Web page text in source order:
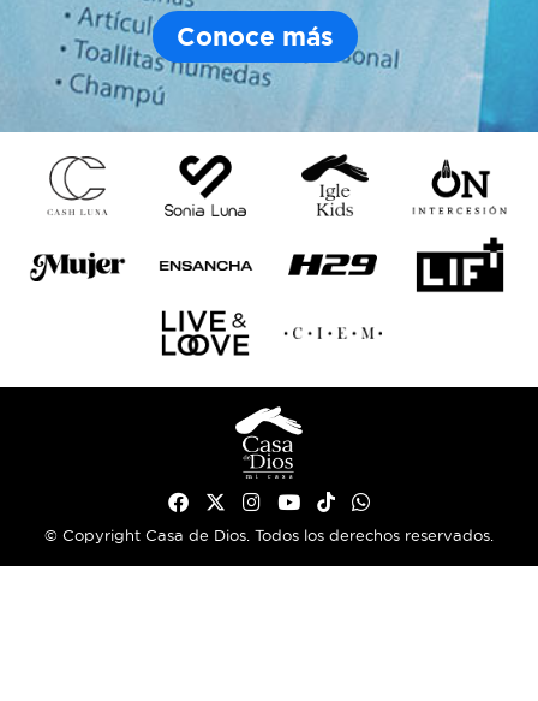
Conoce más
© Copyright Casa de Dios. Todos los derechos reservados.